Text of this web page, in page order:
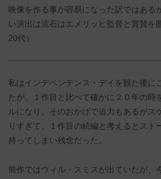
映像を作る事が容易になった訳ではある
い演出は流石はエメリッヒ監督と賞賛を
20代）
私はインデペンデンス・デイを観た後に
たが、１作目と比べて確かに２０年の時
ルになり、そのおかげで迫力もあるがス
りすぎて、１作目の続編と考えるとスト
持ってしまい残念だった。
前作ではウィル・スミスが出ていたが、